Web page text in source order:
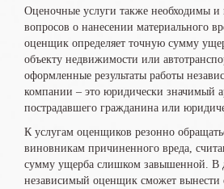
Оценочные услуги также необходимы
вопросов о нанесении материального
оценщик определяет точную сумму
объекту недвижимости или
оформленные результаты работы
компании – это юридически значимый
пострадавшего гражданина или
К услугам оценщиков резонно
виновникам причиненного вреда,
сумму ущерба слишком завышенной. В
независимый оценщик сможет вынести